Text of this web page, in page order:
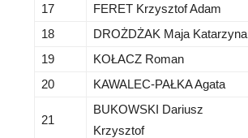
17
FERET Krzysztof Adam
18
DROŻDŻAK Maja Katarzyna
19
KOŁACZ Roman
20
KAWALEC-PAŁKA Agata
21
BUKOWSKI Dariusz
Krzysztof